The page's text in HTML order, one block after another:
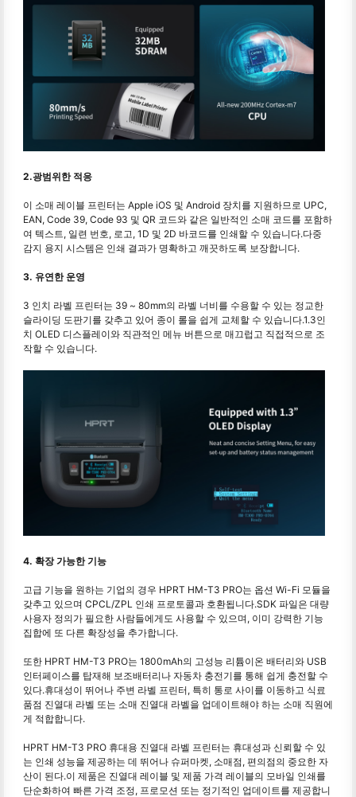
2.광범위한 적응
이 소매 레이블 프린터는 Apple iOS 및 Android 장치를 지원하므로 UPC,
EAN, Code 39, Code 93 및 QR 코드와 같은 일반적인 소매 코드를 포함하
여 텍스트, 일련 번호, 로고, 1D 및 2D 바코드를 인쇄할 수 있습니다.다중
감지 용지 시스템은 인쇄 결과가 명확하고 깨끗하도록 보장합니다.
3. 유연한 운영
3 인치 라벨 프린터는 39 ~ 80mm의 라벨 너비를 수용할 수 있는 정교한
슬라이딩 도판기를 갖추고 있어 종이 롤을 쉽게 교체할 수 있습니다.1.3인
치 OLED 디스플레이와 직관적인 메뉴 버튼으로 매끄럽고 직접적으로 조
작할 수 있습니다.
4. 확장 가능한 기능
고급 기능을 원하는 기업의 경우 HPRT HM-T3 PRO는 옵션 Wi-Fi 모듈을
갖추고 있으며 CPCL/ZPL 인쇄 프로토콜과 호환됩니다.SDK 파일은 대량
사용자 정의가 필요한 사람들에게도 사용할 수 있으며, 이미 강력한 기능
집합에 또 다른 확장성을 추가합니다.
또한 HPRT HM-T3 PRO는 1800mAh의 고성능 리튬이온 배터리와 USB
인터페이스를 탑재해 보조배터리나 자동차 충전기를 통해 쉽게 충전할 수
있다.휴대성이 뛰어나 주변 라벨 프린터, 특히 통로 사이를 이동하고 식료
품점 진열대 라벨 또는 소매 진열대 라벨을 업데이트해야 하는 소매 직원에
게 적합합니다.
HPRT HM-T3 PRO 휴대용 진열대 라벨 프린터는 휴대성과 신뢰할 수 있
는 인쇄 성능을 제공하는 데 뛰어나 슈퍼마켓, 소매점, 편의점의 중요한 자
산이 된다.이 제품은 진열대 레이블 및 제품 가격 레이블의 모바일 인쇄를
단순화하여 빠른 가격 조정, 프로모션 또는 정기적인 업데이트를 제공합니